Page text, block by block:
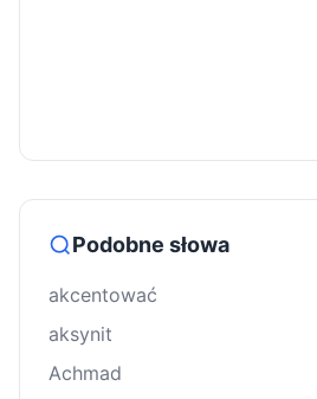
Podobne słowa
akcentować
aksynit
Achmad